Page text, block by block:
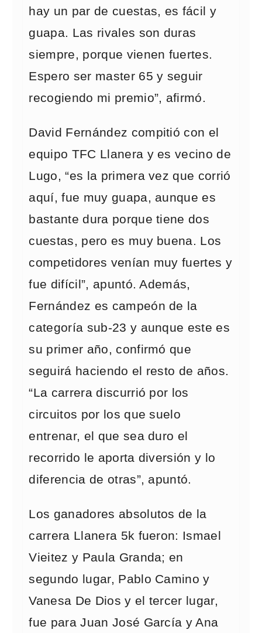
hay un par de cuestas, es fácil y
guapa. Las rivales son duras
siempre, porque vienen fuertes.
Espero ser master 65 y seguir
recogiendo mi premio”, afirmó.
David Fernández compitió con el
equipo TFC Llanera y es vecino de
Lugo, “es la primera vez que corrió
aquí, fue muy guapa, aunque es
bastante dura porque tiene dos
cuestas, pero es muy buena. Los
competidores venían muy fuertes y
fue difícil”, apuntó. Además,
Fernández es campeón de la
categoría sub-23 y aunque este es
su primer año, confirmó que
seguirá haciendo el resto de años.
“La carrera discurrió por los
circuitos por los que suelo
entrenar, el que sea duro el
recorrido le aporta diversión y lo
diferencia de otras”, apuntó.
Los ganadores absolutos de la
carrera Llanera 5k fueron: Ismael
Vieitez y Paula Granda; en
segundo lugar, Pablo Camino y
Vanesa De Dios y el tercer lugar,
fue para Juan José García y Ana